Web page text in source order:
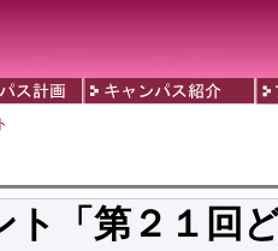
ト「第２１回